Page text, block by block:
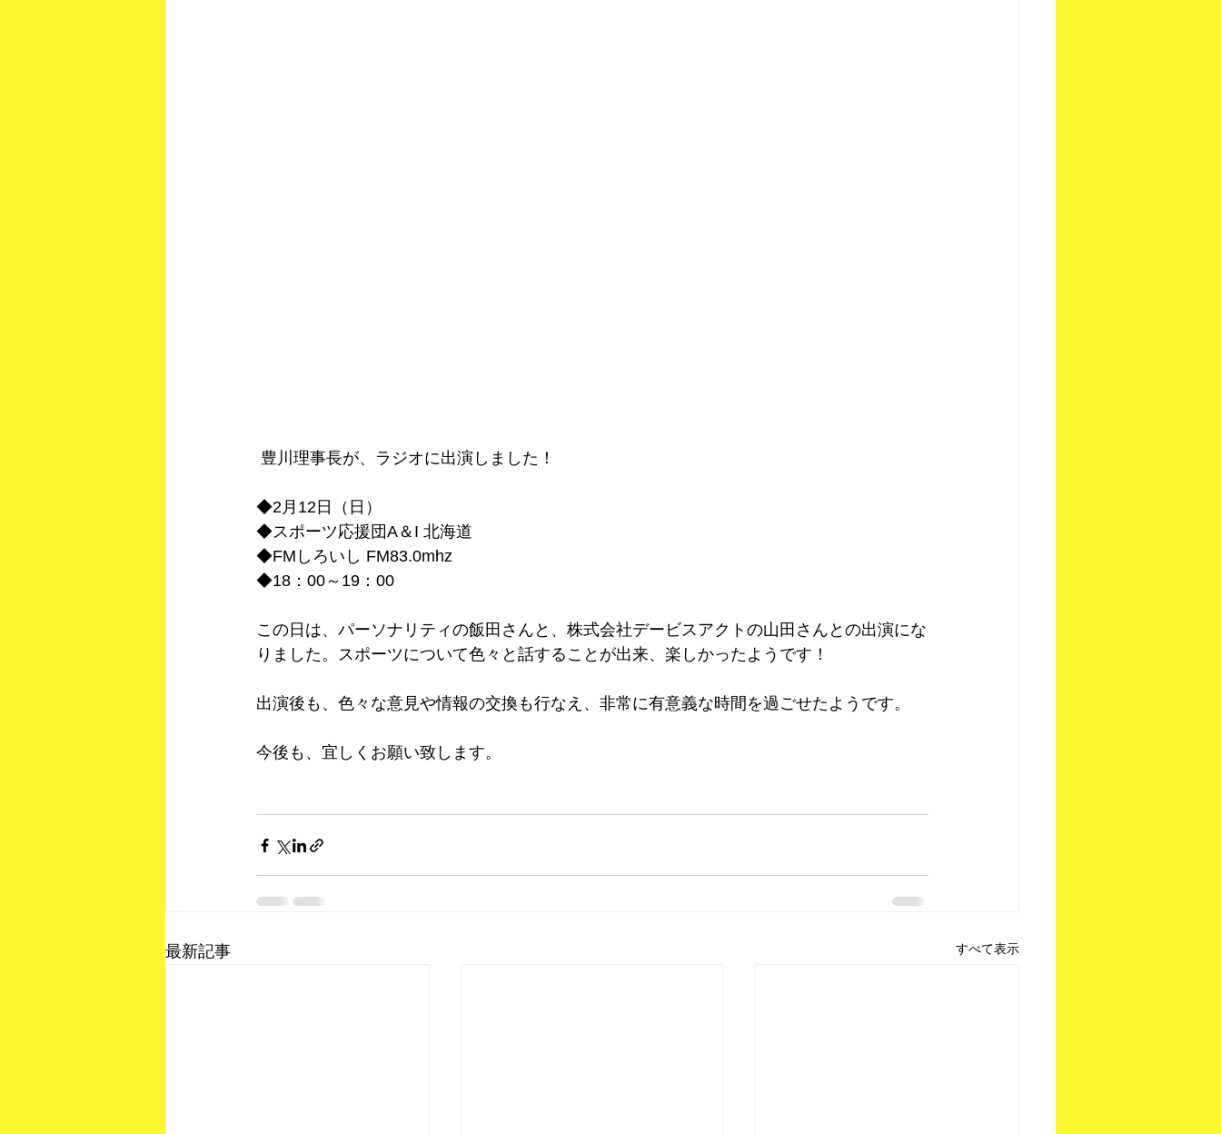
豊川理事長が、ラジオに出演しました！
◆2月12日（日）
◆スポーツ応援団A＆I 北海道
◆FMしろいし FM83.0mhz
◆18：00～19：00
この日は、パーソナリティの飯田さんと、株式会社デービスアクトの山田さんとの出演にな
りました。スポーツについて色々と話することが出来、楽しかったようです！
出演後も、色々な意見や情報の交換も行なえ、非常に有意義な時間を過ごせたようです。
今後も、宜しくお願い致します。
最新記事 すべて表示